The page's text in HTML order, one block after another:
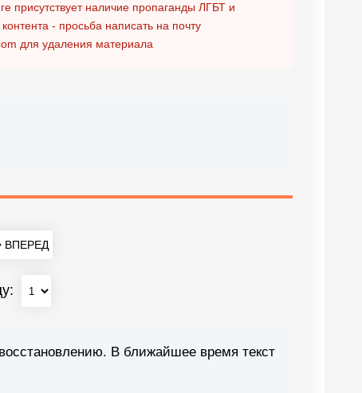
присутствует наличие пропаганды ЛГБТ и
- просьба написать на почту
для удаления материала
ВПЕРЕД
В ближайшее время текст